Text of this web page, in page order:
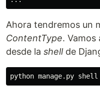
Ahora tendremos un
ContentType.
desde la shellde
python manage. py shell